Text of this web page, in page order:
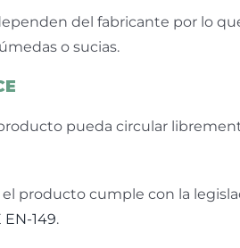
del fabricante por lo
o sucias.
pueda circular
producto cumple con la
149.